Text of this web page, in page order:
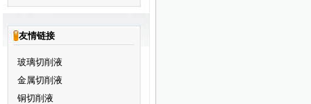
友情链接
玻璃切削液
金属切削液
铜切削液